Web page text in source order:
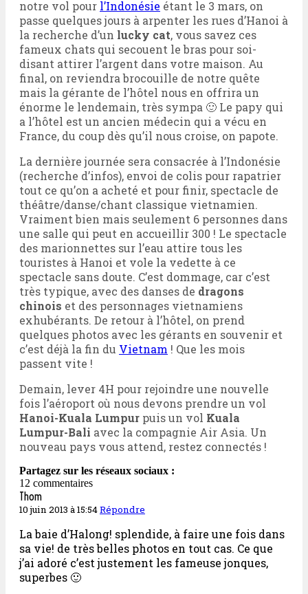
notre vol pour l’Indonésie étant le 3 mars, on
passe quelques jours à arpenter les rues d’Hanoi à
la recherche d’un lucky cat, vous savez ces
fameux chats qui secouent le bras pour soi-
disant attirer l’argent dans votre maison. Au
final, on reviendra brocouille de notre quête
mais la gérante de l’hôtel nous en offrira un
énorme le lendemain, très sympa 🙂 Le papy qui
a l’hôtel est un ancien médecin qui a vécu en
France, du coup dès qu’il nous croise, on papote.
La dernière journée sera consacrée à l’Indonésie
(recherche d’infos), envoi de colis pour rapatrier
tout ce qu’on a acheté et pour finir, spectacle de
théâtre/danse/chant classique vietnamien.
Vraiment bien mais seulement 6 personnes dans
une salle qui peut en accueillir 300 ! Le spectacle
des marionnettes sur l’eau attire tous les
touristes à Hanoi et vole la vedette à ce
spectacle sans doute. C’est dommage, car c’est
très typique, avec des danses de dragons
chinois et des personnages vietnamiens
exhubérants. De retour à l’hôtel, on prend
quelques photos avec les gérants en souvenir et
c’est déjà la fin du Vietnam ! Que les mois
passent vite !
Demain, lever 4H pour rejoindre une nouvelle
fois l’aéroport où nous devons prendre un vol
Hanoi-Kuala Lumpur puis un vol Kuala
Lumpur-Bali avec la compagnie Air Asia. Un
nouveau pays vous attend, restez connectés !
Partagez sur les réseaux sociaux :
12 commentaires
Thom
10 juin 2013 à 15:54Répondre
La baie d’Halong! splendide, à faire une fois dans
sa vie! de très belles photos en tout cas. Ce que
j’ai adoré c’est justement les fameuse jonques,
superbes 🙂